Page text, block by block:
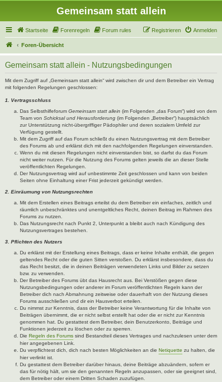
Gemeinsam statt allein
Startseite Forenregeln Forum rules Anmelden
Registrieren
Foren-Übersicht
Gemeinsam statt allein - Nutzungsbedingungen
Mit dem Zugriff auf „Gemeinsam statt allein“ wird zwischen dir und dem Betreiber ein Vertrag
mit folgenden Regelungen geschlossen:
1. Vertragsschluss
Das Selbsthilfeforum Gemeinsam statt allein (im Folgenden „das Forum“) wird von dem
Team von Schicksal und Herausforderung (im Folgenden „Betreiber“) hauptsächlich
zur Unterstützung nicht-übergriffiger Pädophiler und deren sozialem Umfeld zur
Verfügung gestellt.
Mit dem Zugriff auf das Forum schließt du einen Nutzungsvertrag mit dem Betreiber
des Forums ab und erklärst dich mit den nachfolgenden Regelungen einverstanden.
Wenn du mit diesen Regelungen nicht einverstanden bist, so darfst du das Forum
nicht weiter nutzen. Für die Nutzung des Forums gelten jeweils die an dieser Stelle
veröffentlichten Regelungen.
Der Nutzungsvertrag wird auf unbestimmte Zeit geschlossen und kann von beiden
Seiten ohne Einhaltung einer Frist jederzeit gekündigt werden.
2. Einräumung von Nutzungsrechten
Mit dem Erstellen eines Beitrags erteilst du dem Betreiber ein einfaches, zeitlich und
räumlich unbeschränktes und unentgeltliches Recht, deinen Beitrag im Rahmen des
Forums zu nutzen.
Das Nutzungsrecht nach Punkt 2, Unterpunkt a bleibt auch nach Kündigung des
Nutzungsvertrages bestehen.
3. Pflichten des Nutzers
Du erklärst mit der Erstellung eines Beitrags, dass er keine Inhalte enthält, die gegen
geltendes Recht oder die guten Sitten verstoßen. Du erklärst insbesondere, dass du
das Recht besitzt, die in deinen Beiträgen verwendeten Links und Bilder zu setzen
bzw. zu verwenden.
Der Betreiber des Forums übt das Hausrecht aus. Bei Verstößen gegen diese
Nutzungsbedingungen oder anderer im Forum veröffentlichten Regeln kann der
Betreiber dich nach Abmahnung zeitweise oder dauerhaft von der Nutzung dieses
Forums ausschließen und dir ein Hausverbot erteilen.
Du nimmst zur Kenntnis, dass der Betreiber keine Verantwortung für die Inhalte von
Beiträgen übernimmt, die er nicht selbst erstellt hat oder die er nicht zur Kenntnis
genommen hat. Du gestattest dem Betreiber, dein Benutzerkonto, Beiträge und
Funktionen jederzeit zu löschen oder zu sperren.
Die Regeln des Forums sind Bestandteil dieses Vertrages und nachzulesen unter dem
hier angegebenen Link.
Du verpflichtest dich, dich nach besten Möglichkeiten an die Netiquette zu halten, die
hier verlinkt ist.
Du gestattest dem Betreiber darüber hinaus, deine Beiträge abzuändern, sofern er
das für nötig hält, um sie den genannten Regeln anzupassen, oder sie geeignet sind,
dem Betreiber oder einem Dritten Schaden zuzufügen.